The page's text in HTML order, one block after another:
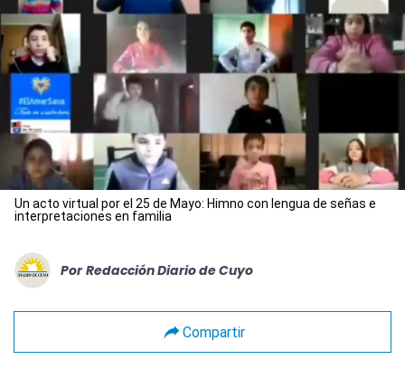
Un acto virtual por el 25 de Mayo: Himno con lengua de señas e
interpretaciones en familia
Por Redacción Diario de Cuyo
Compartir